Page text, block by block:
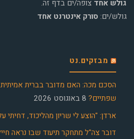
גולש אחד צופה/ים בדף זה.
גולש/ים: סורק אינטרנט אחד
מבזקים.נט
הסכם מכה: האם מדובר בברית אמיתית
שפתיים? 8 באוגוסט 2026
ארדן: "הוצע לי שריון מהליכוד, דחיתי
דובר צה"ל מתחקר תיעוד שבו נראה